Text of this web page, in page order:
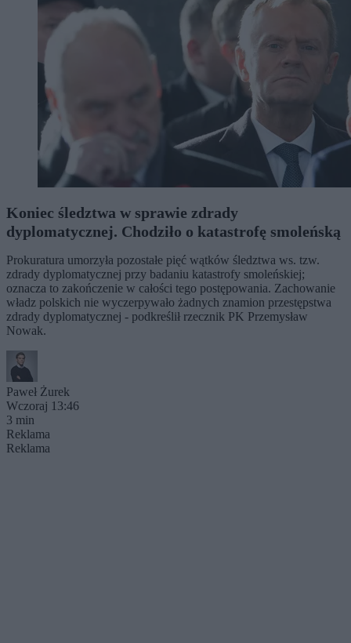
Koniec śledztwa w sprawie zdrady
dyplomatycznej. Chodziło o katastrofę smoleńską
Prokuratura umorzyła pozostałe pięć wątków śledztwa ws. tzw.
zdrady dyplomatycznej przy badaniu katastrofy smoleńskiej;
oznacza to zakończenie w całości tego postępowania. Zachowanie
władz polskich nie wyczerpywało żadnych znamion przestępstwa
zdrady dyplomatycznej - podkreślił rzecznik PK Przemysław
Nowak.
Paweł Żurek
Wczoraj 13:46
3 min
Reklama
Reklama